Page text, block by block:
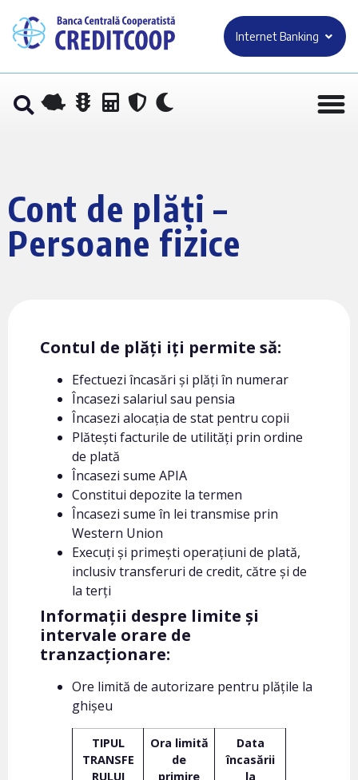
Internet Banking
Cont de plăți –
Persoane fizice
Contul de plăți iți permite să:
Efectuezi încasări și plăți în numerar
Încasezi salariul sau pensia
Încasezi alocația de stat pentru copii
Plătești facturile de utilități prin ordine
de plată
Încasezi sume APIA
Constitui depozite la termen
Încasezi sume în lei transmise prin
Western Union
Execuți și primești operațiuni de plată,
inclusiv transferuri de credit, către și de
la terți
Informații despre limite și
intervale orare de
tranzacționare:
Ore limită de autorizare pentru plățile la
ghișeu
TIPUL
TRANSFE
RULUI
Ora limită
de
primire
Data
încasării
la